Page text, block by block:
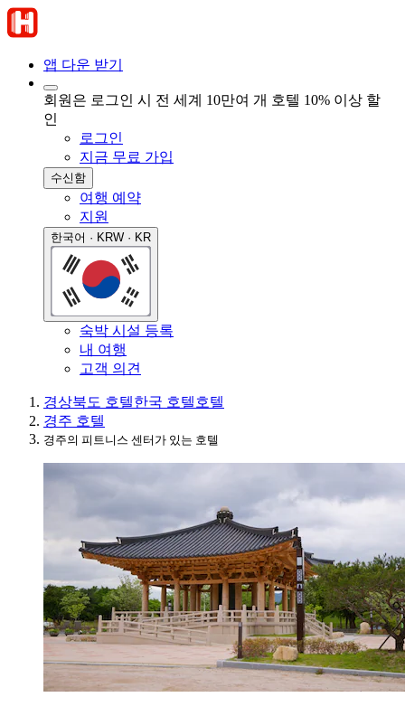
앱 다운 받기
회원은 로그인 시 전 세계 10만여 개 호텔 10% 이상 할
인
로그인
지금 무료 가입
수신함
여행 예약
지원
한국어 · KRW · KR
숙박 시설 등록
내 여행
고객 의견
경상북도 호텔한국 호텔호텔
경주 호텔
경주의 피트니스 센터가 있는 호텔